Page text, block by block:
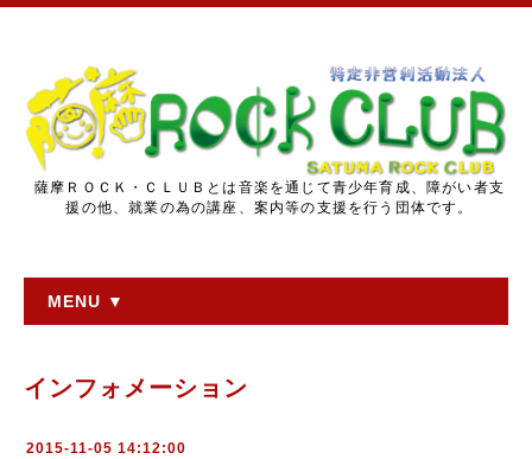
薩摩ＲＯＣＫ・ＣＬＵＢとは音楽を通じて青少年育成、障がい者支
援の他、就業の為の講座、案内等の支援を行う団体です。
MENU ▼
インフォメーション
2015-11-05 14:12:00